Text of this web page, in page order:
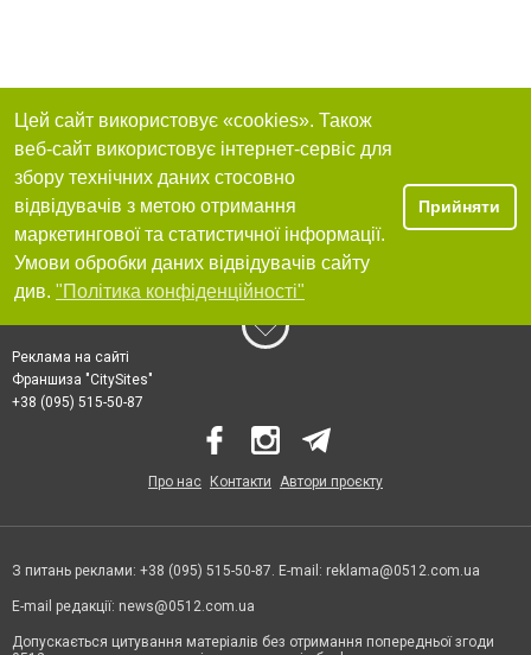
Цей сайт використовує «cookies». Також
веб-сайт використовує інтернет-сервіс для
збору технічних даних стосовно
відвідувачів з метою отримання
маркетингової та статистичної інформації.
Умови обробки даних відвідувачів сайту
див. "Політика конфіденційності"
Прийняти
Реклама на сайті
Франшиза "CitySites"
+38 (095) 515-50-87
Про нас Контакти Автори проєкту
З питань реклами: +38 (095) 515-50-87. E-mail: reklama@0512.com.ua
E-mail редакції: news@0512.com.ua
Допускається цитування матеріалів без отримання попередньої згоди